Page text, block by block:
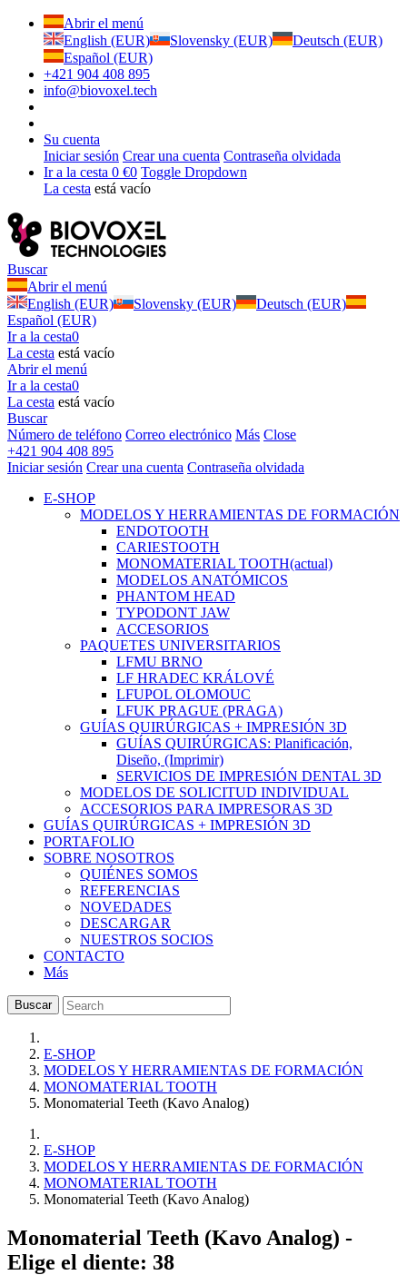
Abrir el menú
English (EUR)
Slovensky (EUR)
Deutsch (EUR)
Español (EUR)
+421 904 408 895
info@biovoxel.tech
Su cuenta
Iniciar sesión Crear una cuenta Contraseña olvidada
Ir a la cesta 0 €0 Toggle Dropdown
La cesta está vacío
Buscar
Abrir el menú
English (EUR)
Slovensky (EUR)
Deutsch (EUR)
Español (EUR)
Ir a la cesta0
La cesta está vacío
Abrir el menú
Ir a la cesta0
La cesta está vacío
Buscar
Número de teléfono Correo electrónico Más Close
+421 904 408 895
Iniciar sesión Crear una cuenta Contraseña olvidada
E-SHOP
MODELOS Y HERRAMIENTAS DE FORMACIÓN
ENDOTOOTH
CARIESTOOTH
MONOMATERIAL TOOTH(actual)
MODELOS ANATÓMICOS
PHANTOM HEAD
TYPODONT JAW
ACCESORIOS
PAQUETES UNIVERSITARIOS
LFMU BRNO
LF HRADEC KRÁLOVÉ
LFUPOL OLOMOUC
LFUK PRAGUE (PRAGA)
GUÍAS QUIRÚRGICAS + IMPRESIÓN 3D
GUÍAS QUIRÚRGICAS: Planificación,
Diseño, (Imprimir)
SERVICIOS DE IMPRESIÓN DENTAL 3D
MODELOS DE SOLICITUD INDIVIDUAL
ACCESORIOS PARA IMPRESORAS 3D
GUÍAS QUIRÚRGICAS + IMPRESIÓN 3D
PORTAFOLIO
SOBRE NOSOTROS
QUIÉNES SOMOS
REFERENCIAS
NOVEDADES
DESCARGAR
NUESTROS SOCIOS
CONTACTO
Más
Buscar
E-SHOP
MODELOS Y HERRAMIENTAS DE FORMACIÓN
MONOMATERIAL TOOTH
Monomaterial Teeth (Kavo Analog)
E-SHOP
MODELOS Y HERRAMIENTAS DE FORMACIÓN
MONOMATERIAL TOOTH
Monomaterial Teeth (Kavo Analog)
Monomaterial Teeth (Kavo Analog) -
Elige el diente: 38